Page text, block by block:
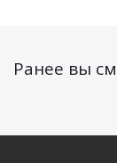
Ранее вы